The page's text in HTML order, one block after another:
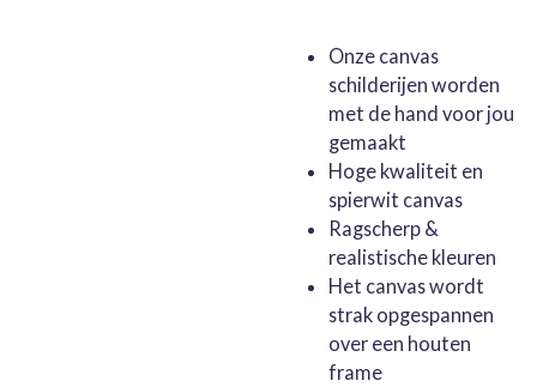
Onze canvas
schilderijen worden
met de hand voor jou
gemaakt
Hoge kwaliteit en
spierwit canvas
Ragscherp &
realistische kleuren
Het canvas wordt
strak opgespannen
over een houten
frame